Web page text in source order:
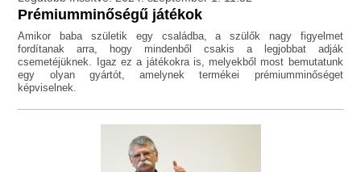
Prémiumminőségű játékok
Amikor baba születik egy családba, a szülők nagy figyelmet
fordítanak arra, hogy mindenből csakis a legjobbat adják
csemetéjüknek. Igaz ez a játékokra is, melyekből most bemutatunk
egy olyan gyártót, amelynek termékei prémiumminőséget
képviselnek.